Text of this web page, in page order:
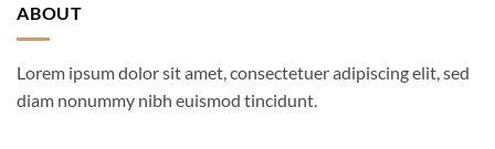
ABOUT
Lorem ipsum dolor sit amet, consectetuer adipiscing elit, sed
diam nonummy nibh euismod tincidunt.